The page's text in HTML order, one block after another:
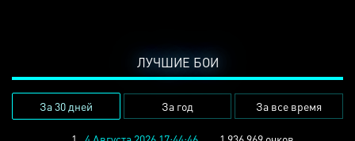
ЛУЧШИЕ БОИ
За 30 дней За год За все время